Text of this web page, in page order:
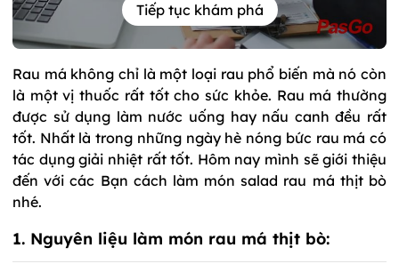
Tiếp tục khám phá
Rau má không chỉ là một loại rau phổ biến mà nó còn
là một vị thuốc rất tốt cho sức khỏe. Rau má thường
được sử dụng làm nước uống hay nấu canh đều rất
tốt. Nhất là trong những ngày hè nóng bức rau má có
tác dụng giải nhiệt rất tốt. Hôm nay mình sẽ giới thiệu
đến với các Bạn cách làm món salad rau má thịt bò
nhé.
1. Nguyên liệu làm món rau má thịt bò: